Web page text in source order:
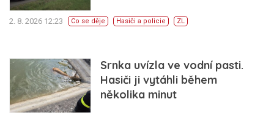
2. 8. 2026 12:23 Co se děje Hasiči a policie ZL
Srnka uvízla ve vodní pasti.
Hasiči ji vytáhli během
několika minut